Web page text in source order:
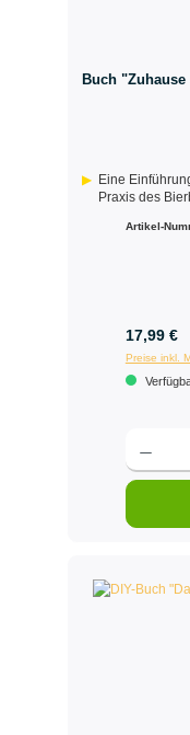
Buch "Zuhause
Eine
Praxis des
Artikel-
17,99 €
Preise inkl.